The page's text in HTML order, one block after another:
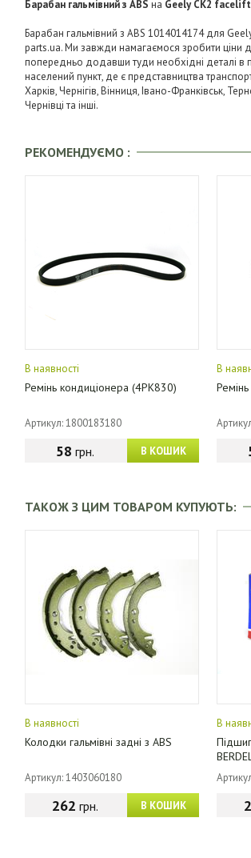
Барабан гальмівний з ABS на Geely CK2
Барабан гальмівний з ABS 1014014174 для
parts.ua. Ми завжди намагаємося зробити
попередньо додавши туди необхідні деталі в
населений пункт, де є представництва
Харків, Чернігів, Вінниця, Івано-Франківськ,
Чернівці та інші.
РЕКОМЕНДУЄМО :
В наявності
Ремінь кондиціонера (4PK830)
Артикул: 1800183180
В КОШИК
58 грн.
В
ТАКОЖ З ЦИМ ТОВАРОМ КУПУЮТЬ:
В наявності
Колодки гальмівні задні з ABS
Артикул: 1403060180
В КОШИК
262 грн.
В